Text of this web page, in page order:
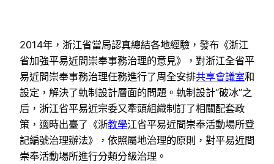
2014年，浙江省當局認真總結各地經驗，發布《浙江
省加強平易近間崇奉事務治理的意見》，對浙江全省平
易近間崇奉事務治理任務進行了周全安排共享會議室和
設定，解決了軌制設計層面的問題。軌制設計“破冰”之
后，浙江省平易近宗委又牽頭組織制訂了相關配套政
策，適時出臺了《浙教學江省平易近間崇奉活動場所登
記編號治理辦法》，依照屬地治理的原則，對平易近間
崇奉活動場所進行分類分級治理。